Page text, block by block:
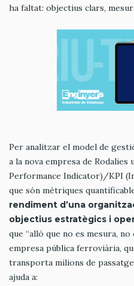
ha faltat: objectius clars,
Per analitzar el model de
a la nova empresa de Rodalies
Performance Indicator)/KPI
que són mètriques
rendiment d’una
objectius estratègics i
que “allò que no es mesura,
empresa pública ferroviària,
transporta milions de
ajuda a: